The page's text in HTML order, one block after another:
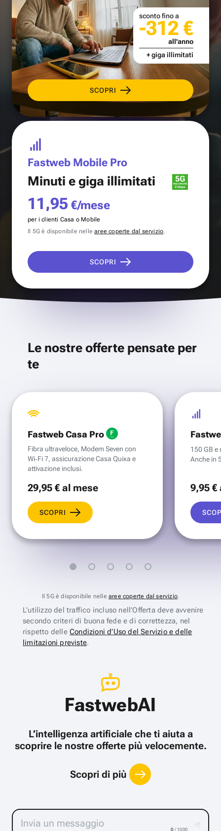
SCOPRI
sconto fino a
-312 €
all'anno
+ giga illimitati
Fastweb Mobile Pro
Minuti e giga illimitati
11,95 €/mese
per i clienti Casa o Mobile
Il 5G è disponibile nellearee coperte dal servizio.
SCOPRI
Le nostre offerte pensate per
te
Fastweb Casa Pro
Fibra ultraveloce, Modem Seven con
Wi‑Fi 7, assicurazione Casa Quixa e
attivazione inclusi.
29,95 €al mese
SCOPRI
150 GB e
Anche in
9,95 €
Il 5G è disponibile nelle aree coperte dal servizio.
L’utilizzo del traffico incluso nell’Offerta deve avvenire
secondo criteri di buona fede e di correttezza, nel
rispetto delle Condizioni d’Uso del Servizio e delle
limitazioni previste.
FastwebAI
L’intelligenza artificiale che ti aiuta a
scoprire le nostre offerte più velocemente.
Scopri di più
0 / 1000